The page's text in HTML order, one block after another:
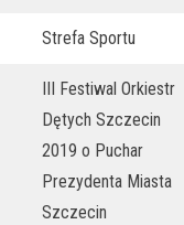
Strefa Sportu
III Festiwal Orkiestr
Dętych Szczecin
2019 o Puchar
Prezydenta Miasta
Szczecin